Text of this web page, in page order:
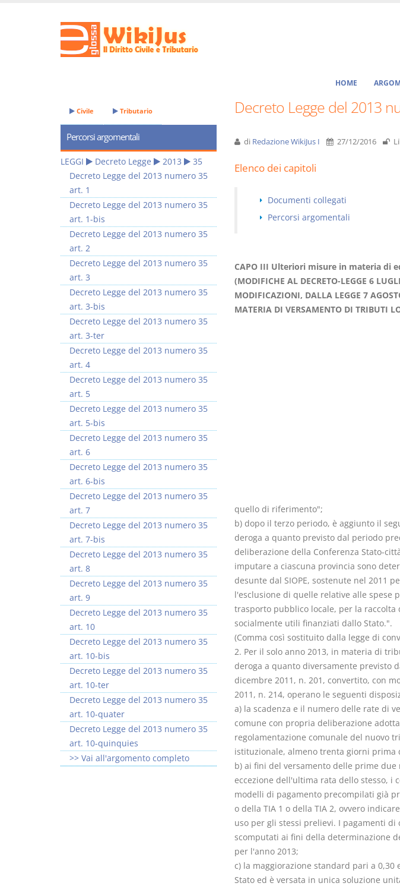
HOME
Decreto Legge del 2013
di Redazione WikiJus I 27/12/2016
Elenco dei capitoli
Documenti collegati
Percorsi argomentali
CAPO III Ulteriori misure in materia di
(MODIFICHE AL DECRETO-LEGGE 6
MODIFICAZIONI, DALLA LEGGE 7
MATERIA DI VERSAMENTO DI TRIBUTI
quello di riferimento";
b) dopo il terzo periodo, è aggiunto il
deroga a quanto previsto dal periodo
deliberazione della Conferenza Stato-
imputare a ciascuna provincia sono
desunte dal SIOPE, sostenute nel 2011
l'esclusione di quelle relative alle spese
trasporto pubblico locale, per la
socialmente utili finanziati dallo Stato.".
(Comma così sostituito dalla legge di
2. Per il solo anno 2013, in materia di
deroga a quanto diversamente previsto
dicembre 2011, n. 201, convertito, con
2011, n. 214, operano le seguenti
a) la scadenza e il numero delle rate di
comune con propria deliberazione
regolamentazione comunale del nuovo
istituzionale, almeno trenta giorni prima
b) ai fini del versamento delle prime
eccezione dell'ultima rata dello stesso, i
modelli di pagamento precompilati già
o della TIA 1 o della TIA 2, ovvero
uso per gli stessi prelievi. I pagamenti
scomputati ai fini della determinazione
per l'anno 2013;
c) la maggiorazione standard pari a
Stato ed è versata in unica soluzione
Civile Tributario
Percorsi argomentali
LEGGI Decreto Legge 2013
35
Decreto Legge del 2013 numero 35
art. 1
Decreto Legge del 2013 numero 35
art. 1-bis
Decreto Legge del 2013 numero 35
art. 2
Decreto Legge del 2013 numero 35
art. 3
Decreto Legge del 2013 numero 35
art. 3-bis
Decreto Legge del 2013 numero 35
art. 3-ter
Decreto Legge del 2013 numero 35
art. 4
Decreto Legge del 2013 numero 35
art. 5
Decreto Legge del 2013 numero 35
art. 5-bis
Decreto Legge del 2013 numero 35
art. 6
Decreto Legge del 2013 numero 35
art. 6-bis
Decreto Legge del 2013 numero 35
art. 7
Decreto Legge del 2013 numero 35
art. 7-bis
Decreto Legge del 2013 numero 35
art. 8
Decreto Legge del 2013 numero 35
art. 9
Decreto Legge del 2013 numero 35
art. 10
Decreto Legge del 2013 numero 35
art. 10-bis
Decreto Legge del 2013 numero 35
art. 10-ter
Decreto Legge del 2013 numero 35
art. 10-quater
Decreto Legge del 2013 numero 35
art. 10-quinquies
>> Vai all'argomento completo
I Vincoli Preliminari
Versione ebook
Usufrutto Uso e
Abitazione
D. Minussi
Versione ebook
(iva incl.)